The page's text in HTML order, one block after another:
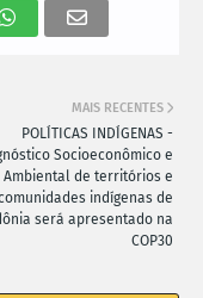
MAIS RECENTES
POLÍTICAS INDÍGENAS -
Socioeconômico e
Ambiental de territórios e
indígenas de
será apresentado na
COP30